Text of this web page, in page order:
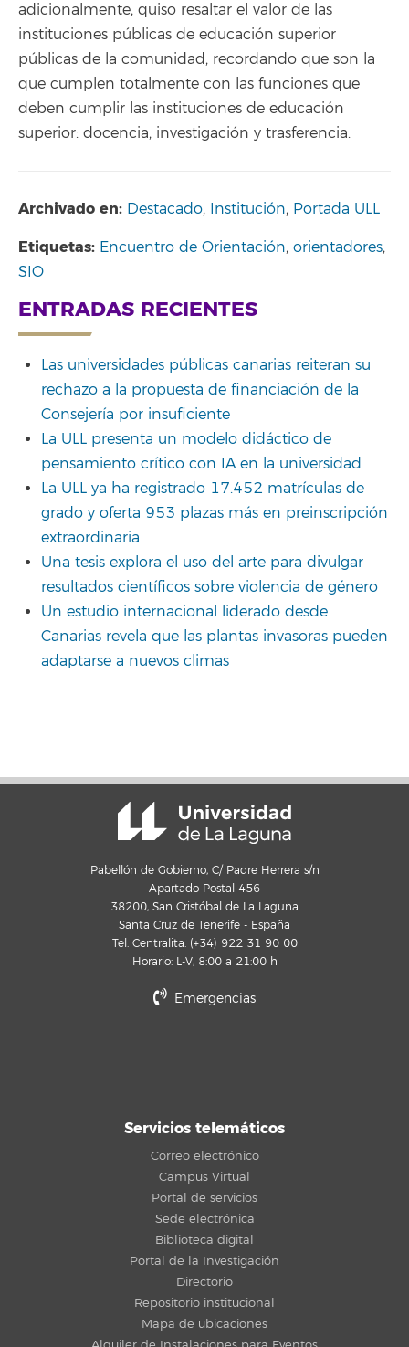
adicionalmente, quiso resaltar el valor de las
instituciones públicas de educación superior
públicas de la comunidad, recordando que son la
que cumplen totalmente con las funciones que
deben cumplir las instituciones de educación
superior: docencia, investigación y trasferencia.
Archivado en: Destacado, Institución, Portada ULL
Etiquetas: Encuentro de Orientación, orientadores,
SIO
ENTRADAS RECIENTES
Las universidades públicas canarias reiteran su
rechazo a la propuesta de financiación de la
Consejería por insuficiente
La ULL presenta un modelo didáctico de
pensamiento crítico con IA en la universidad
La ULL ya ha registrado 17.452 matrículas de
grado y oferta 953 plazas más en preinscripción
extraordinaria
Una tesis explora el uso del arte para divulgar
resultados científicos sobre violencia de género
Un estudio internacional liderado desde
Canarias revela que las plantas invasoras pueden
adaptarse a nuevos climas
Pabellón de Gobierno, C/ Padre Herrera s/n
Apartado Postal 456
38200, San Cristóbal de La Laguna
Santa Cruz de Tenerife - España
Tel. Centralita: (+34) 922 31 90 00
Horario: L-V, 8:00 a 21:00 h
Emergencias
Servicios telemáticos
Correo electrónico
Campus Virtual
Portal de servicios
Sede electrónica
Biblioteca digital
Portal de la Investigación
Directorio
Repositorio institucional
Mapa de ubicaciones